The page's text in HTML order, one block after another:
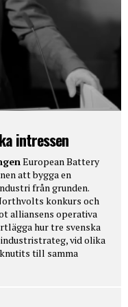
intressen
European Battery
att bygga en
från grunden.
konkurs och
alliansens operativa
hur tre svenska
vid olika
till samma